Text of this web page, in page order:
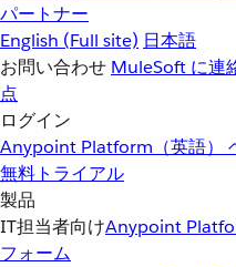
パートナー
English (Full site) 日本語
お問い合わせ MuleSoft に連
点
ログイン
Anypoint Platform（英語）
無料トライアル
製品
IT担当者向けAnypoint
フォーム